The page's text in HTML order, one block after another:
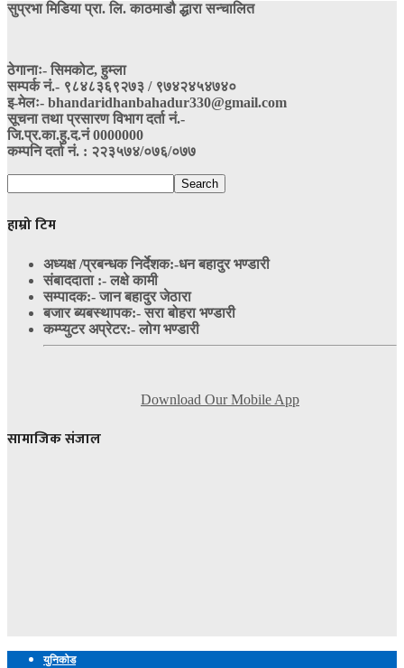
सुप्रभा मिडिया प्रा. लि. काठमाडौ द्धारा सन्चालित
ठेगानाः- सिमकोट, हुम्ला
सम्पर्क नं‍.- ९८४८३६९२७३ / ९७४२४५४७४०
इ-मेलः- bhandaridhanbahadur330@gmail.com
सूचना तथा प्रसारण विभाग दर्ता नं.-
जि.प्र.का.हु.द.नं 0000000
कम्पनि दर्ता नं. : २२३५७४/०७६/०७७
हाम्रो टिम
अध्यक्ष /प्रबन्धक निर्देशक:-धन बहादुर भण्डारी
संबाददाता :- लक्षे कामी
सम्पादक:- जान बहादुर जेठारा
बजार ब्यबस्थापक:- सरा बोहरा भण्डारी
कम्प्युटर अप्रेटर:- लोग भण्डारी
Download Our Mobile App
सामाजिक संजाल
युनिकोड